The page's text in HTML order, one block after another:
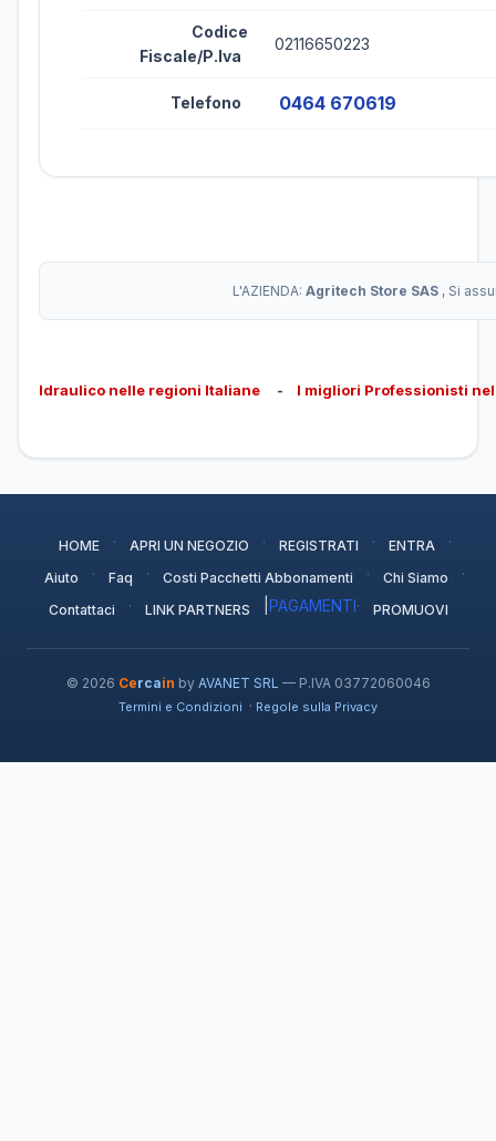
Codice
Fiscale/P.Iva
02116650223
Telefono 0464 670619
L'AZIENDA: Agritech Store SAS , Si
Idraulico nelle regioni Italiane - I migliori Professionisti
HOME · APRI UN NEGOZIO · REGISTRATI · ENTRA ·
Aiuto · Faq · Costi Pacchetti Abbonamenti · Chi Siamo ·
Contattaci · LINK PARTNERS PAGAMENTI· PROMUOVI
© 2026 Cercain by AVANET SRL — P.IVA 03772060046
Termini e Condizioni · Regole sulla Privacy